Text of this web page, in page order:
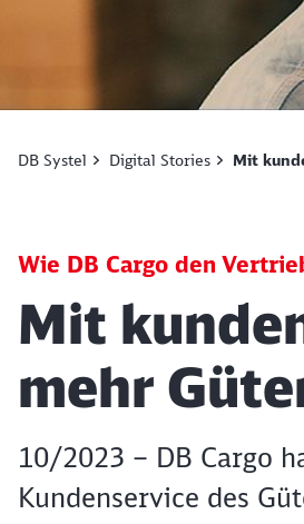
DB Systel Digital Stories Mit
Wie DB Cargo den
Artikel:
Mit
mehr
10/2023 – DB Cargo
Kundenservice des